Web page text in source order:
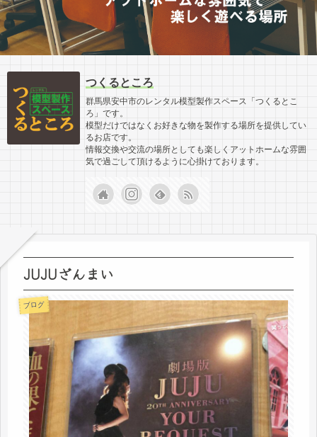
つくるところ
群馬県安中市のレンタル模型製作スペース「つくるとこ
ろ」です。
模型だけではなくお好きな物を製作する場所を提供してい
るお店です。
情報交換や交流の場所としても楽しくアットホームな雰囲
気で過ごして頂けるように心掛けております。
JUJUざんまい
ブログ